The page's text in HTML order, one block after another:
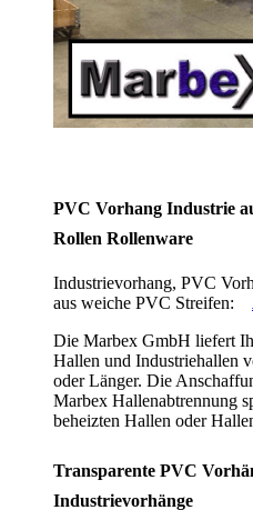
PVC Vorhang Industrie
Rollen Rollenware
Industrievorhang, PVC
aus weiche PVC Streifen:
Die Marbex GmbH liefert
Hallen und Industriehallen
oder Länger. Die
Marbex Hallenabtrennung
beheizten Hallen oder
Transparente PVC
Industrievorhänge